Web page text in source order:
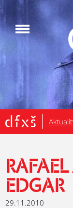
.
EDGAR
29.11.2010